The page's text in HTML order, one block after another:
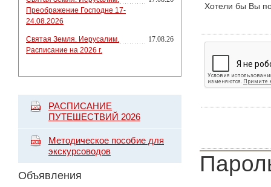
Преображение Господне 17-
24.08.2026
Святая Земля. Иерусалим.
Расписание на 2026 г.
17.08.26
РАСПИСАНИЕ
ПУТЕШЕСТВИЙ 2026
Методическое пособие для
экскурсоводов
Объявления
Хотели бы Вы